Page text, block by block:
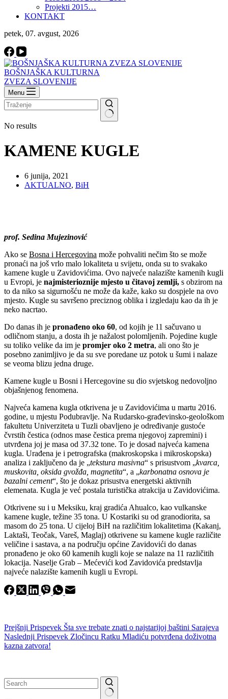
Projekti 2015…
KONTAKT
petek, 07. avgust, 2026
BOŠNJAŠKA KULTURNA
ZVEZA SLOVENIJE
Menu
No results
KAMENE KUGLE
6 junija, 2021
AKTUALNO, BiH
prof. Sedina Mujezinović
Ako se Bosna i Hercegovina može pohvaliti nečim što se može
pronaći na još vrlo malo lokaliteta u svijetu, onda su to svakako
kamene kugle u Zavidovićima. Ovo najveće nalazište kamenih kugli
u Evropi, je najmisterioznije mjesto u čitavoj zemlji, s obzirom na
to da niko sa sigurnošću ne može da kaže, kako su dospjele na ovo
mjesto. Kugle su savršeno preciznog oblika i izgledaju kao da ih je
neko nacrtao.
Do danas ih je pronađeno oko 60, od kojih je 11 sačuvano u
odličnom stanju, a dosta ih je nažalost polomljenih. Pojedine kugle
su toliko velike da im je promjer oko 2 metra, ali ono što je
posebno zanimljivo je da su sve poredane uz potok u šumi i nalaze
se veoma blizu jedna druge.
Kamene kugle u Bosni i Hercegovine su dio svjetskog nedovoljno
objašnjenog fenomena.
Najveća kamena kugla otkrivena je u Zavidovićima u martu 2016.
godine, u mjestu Podubravlje. Na Rudarsko-građevinsko-geološkom
fakultetu Univerziteta u Tuzli obavljeno je određivanje gustoće
čvrstih čestica (odnos mase čestica prema njegovoj zapremini) i
utvrđena joj je masa od 37.32 tone. To je dosad najveća kamena
kugla. Urađena je i petrografska (makroskopska i mikroskopska)
analiza i zaključeno da je „tekstura masivna“ s prisustvom „kvarca,
muskovita, oksida gvožđa, magnetita“, a „karbonatna osnova je
bazalni cement“, što je dokaz prisustva energetski aktivnih
elemenata. Kugla je već postala turistička atrakcija u Zavidovićima.
Otkrivene su i u Meksiku, kraj gradića Ahualco, kao vulkanske
kamene kugle, težine 35 tona. U Kostariki su od granodiorita, sa
masom do 25 tona. U cijeloj BiH na različitim lokalitetima (Kakanj,
Laktaši, Teočak, Vareš, Maglaj) otkrivene su kamene kugle različite
veličine i sastava, a na području općine Zavidovići do danas
pronađeno je oko 60 kamenih kugli koje se nalaze na 11 različitih
lokacija. Naselje Grab – Mećevići kod Zavidovića predstavlja
najveće nalazište kamenih kugli u Evropi.
Prejšnji Prispevek Šta sve trebate znati o najstarijoj baštini Sarajeva
Naslednji Prispevek Zločincu Ratku Mladiću potvrđena doživotna
kazna zatvora!